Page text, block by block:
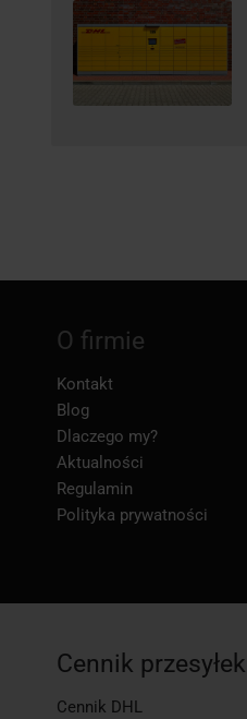
O firmie
Kontakt
Blog
Dlaczego my?
Aktualności
Regulamin
Polityka prywatności
Cennik przesyłek
Cennik DHL